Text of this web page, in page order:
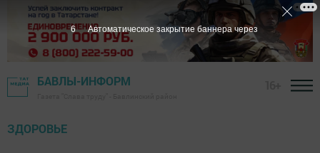
БАВЛЫ-ИНФОРМ
ЗДОРОВЬЕ
5 Автоматическое закрытие баннера через